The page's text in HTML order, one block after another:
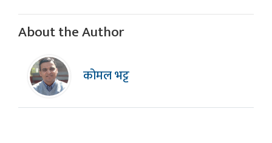
About the Author
कोमल भट्ट